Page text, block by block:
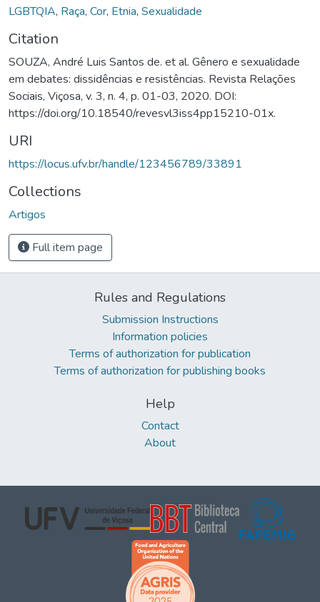
LGBTQIA, Raça, Cor, Etnia, Sexualidade
Citation
SOUZA, André Luis Santos de. et al. Gênero e sexualidade
em debates: dissidências e resistências. Revista Relações
Sociais, Viçosa, v. 3, n. 4, p. 01-03, 2020. DOI:
https://doi.org/10.18540/revesvl3iss4pp15210-01x.
URI
https://locus.ufv.br/handle/123456789/33891
Collections
Artigos
Full item page
Rules and Regulations
Submission Instructions
Information policies
Terms of authorization for publication
Terms of authorization for publishing books
Help
Contact
About